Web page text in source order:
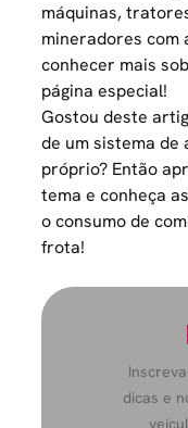
máquinas,
mineradores com
conhecer mais
páginaespecial!
Gostou deste
de um sistema
próprio? Então
tema e conheça
o consumo de
frota!
dicas e